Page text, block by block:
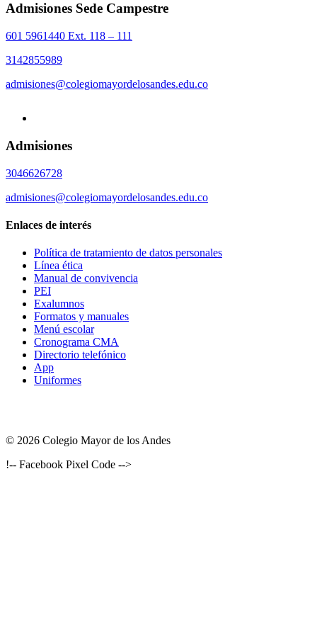
Admisiones Sede Campestre
601 5961440 Ext. 118 – 111
3142855989
admisiones@colegiomayordelosandes.edu.co
Admisiones
3046626728
admisiones@colegiomayordelosandes.edu.co
Enlaces de interés
Política de tratamiento de datos personales
Línea ética
Manual de convivencia
PEI
Exalumnos
Formatos y manuales
Menú escolar
Cronograma CMA
Directorio telefónico
App
Uniformes
© 2026 Colegio Mayor de los Andes
!-- Facebook Pixel Code -->